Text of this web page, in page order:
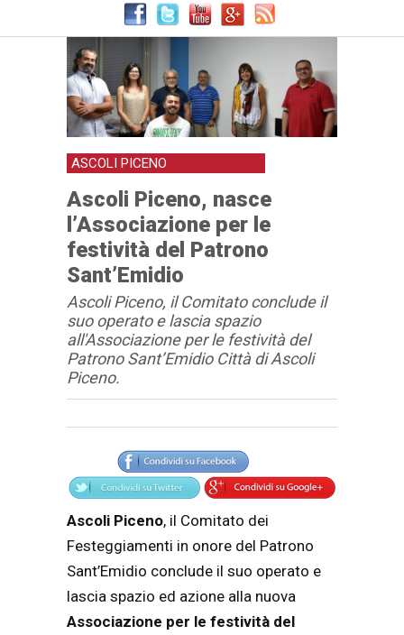
ASCOLI PICENO
Ascoli Piceno, nasce
l’Associazione per le
festività del Patrono
Sant’Emidio
Ascoli Piceno, il Comitato conclude il
suo operato e lascia spazio
all'Associazione per le festività del
Patrono Sant’Emidio Città di Ascoli
Piceno.
Articolo
Testo articolo principale
Ascoli Piceno, il Comitato dei
Festeggiamenti in onore del Patrono
Sant’Emidio conclude il suo operato e
lascia spazio ed azione alla nuova
Associazione per le festività del